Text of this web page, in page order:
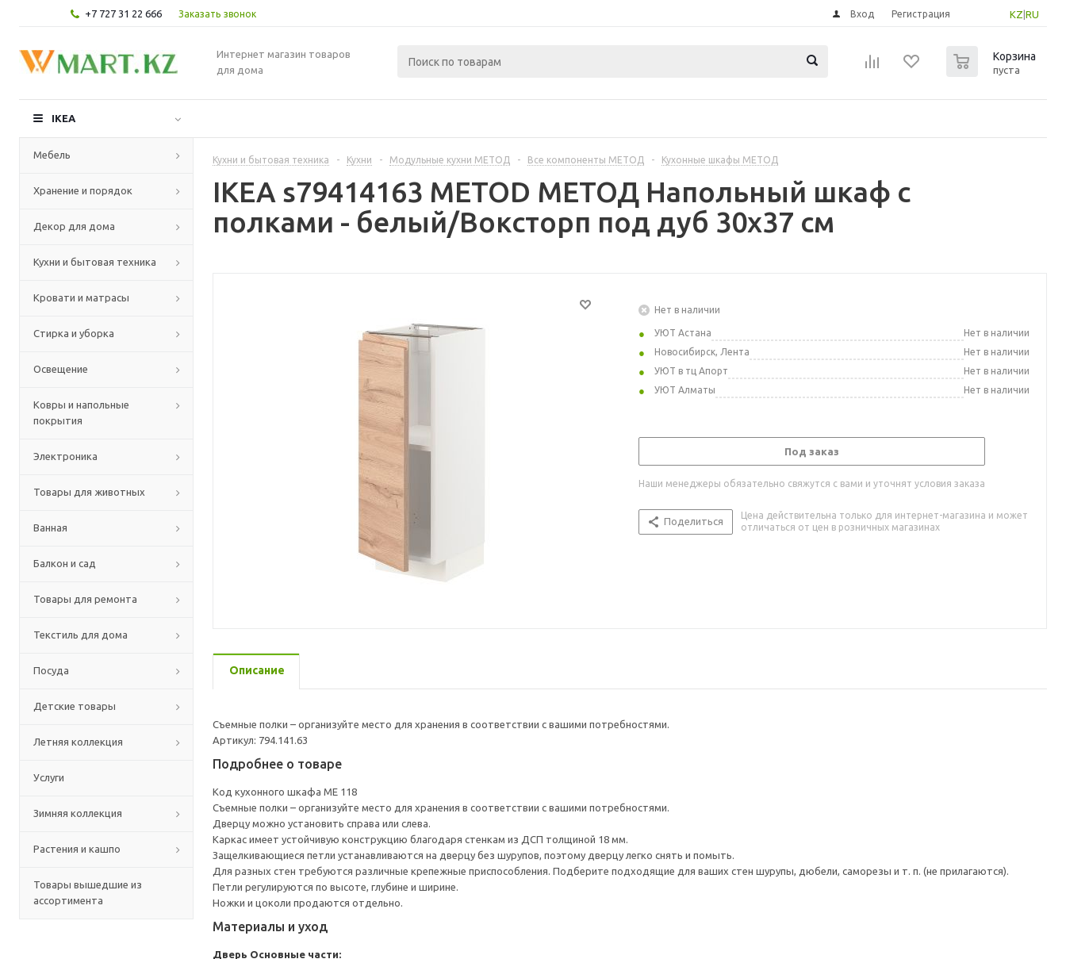
+7 727 31 22 666 Заказать звонок KZ RU
Вход Регистрация
Интернет магазин товаров
для дома
Корзина
пуста
IKEA
Мебель
Хранение и порядок
Декор для дома
Кухни и бытовая техника
Кровати и матрасы
Стирка и уборка
Освещение
Ковры и напольные
покрытия
Электроника
Товары для животных
Ванная
Балкон и сад
Товары для ремонта
Текстиль для дома
Посуда
Детские товары
Летняя коллекция
Услуги
Зимняя коллекция
Растения и кашпо
Товары вышедшие из
ассортимента
Кухни и бытовая техника - Кухни - Модульные кухни МЕТОД - Все компоненты МЕТОД - Кухонные шкафы МЕТОД
IKEA s79414163 METOD МЕТОД Напольный шкаф с
полками - белый/Воксторп под дуб 30x37 см
Нет в наличии
УЮТ Астана
Нет в наличии
Новосибирск, Лента
Нет в наличии
УЮТ в тц Апорт
Нет в наличии
УЮТ Алматы
Нет в наличии
Под заказ
Наши менеджеры обязательно свяжутся с вами и уточнят условия заказа
Поделиться
Цена действительна только для интернет-магазина и может
отличаться от цен в розничных магазинах
Описание
Съемные полки – организуйте место для хранения в соответствии с вашими потребностями.
Артикул: 794.141.63
Подробнее о товаре
Код кухонного шкафа ME 118
Съемные полки – организуйте место для хранения в соответствии с вашими потребностями.
Дверцу можно установить справа или слева.
Каркас имеет устойчивую конструкцию благодаря стенкам из ДСП толщиной 18 мм.
Защелкивающиеся петли устанавливаются на дверцу без шурупов, поэтому дверцу легко снять и помыть.
Для разных стен требуются различные крепежные приспособления. Подберите подходящие для ваших стен шурупы, дюбели, саморезы и т. п. (не прилагаются).
Петли регулируются по высоте, глубине и ширине.
Ножки и цоколи продаются отдельно.
Материалы и уход
Дверь Основные части: